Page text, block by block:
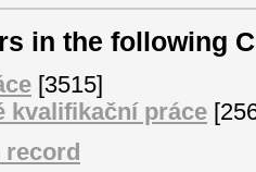
in the following
[3515]
kvalifikační práce